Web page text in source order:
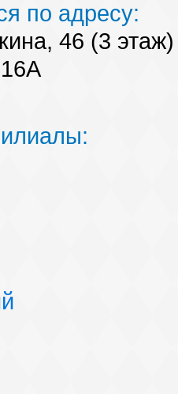
по адресу:
46 (3 этаж)